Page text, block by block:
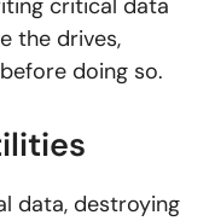
critical data
the drives,
doing so.
data, destroying